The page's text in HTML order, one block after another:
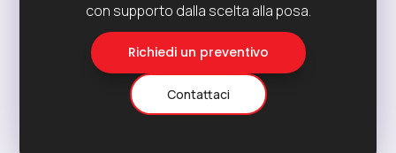
con supporto dalla scelta alla posa.
Richiedi un preventivo
Contattaci